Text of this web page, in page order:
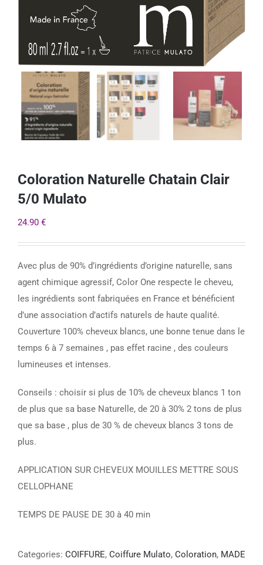
Coloration Naturelle Chatain Clair
5/0 Mulato
24.90 €
Avec plus de 90% d’ingrédients d’origine naturelle, sans
agent chimique agressif, Color One respecte le cheveu,
les ingrédients sont fabriquées en France et bénéficient
d’une association d’actifs naturels de haute qualité.
Couverture 100% cheveux blancs, une bonne tenue dans le
temps 6 à 7 semaines , pas effet racine , des couleurs
lumineuses et intenses.
Conseils : choisir si plus de 10% de cheveux blancs 1 ton
de plus que sa base Naturelle, de 20 à 30% 2 tons de plus
que sa base , plus de 30 % de cheveux blancs 3 tons de
plus.
APPLICATION SUR CHEVEUX MOUILLES METTRE SOUS
CELLOPHANE
TEMPS DE PAUSE DE 30 à 40 min
Categories: COIFFURE, Coiffure Mulato, Coloration, MADE